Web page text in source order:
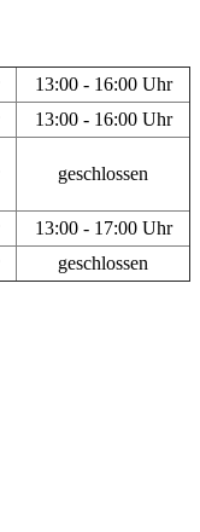
13:00 - 16:00 Uhr
13:00 - 16:00 Uhr
geschlossen
13:00 - 17:00 Uhr
geschlossen